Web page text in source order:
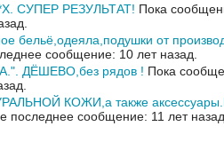
СУПЕР РЕЗУЛЬТАТ! Пока
от
сообщение: 10 лет назад.
ДЁШЕВО,без рядов ! Пока
КОЖИ,а также
последнее сообщение: 11 лет назад.